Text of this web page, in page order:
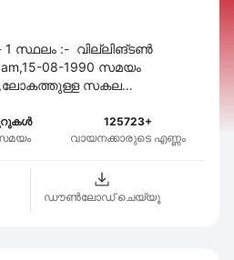
- 1 സ്ഥലം :- വില്ലിങ്ടൺ
08-1990 സമയം
സകല
...
125723+
വായനക്കാരുടെ എണ്ണം
ഡൗണ്‍ലോഡ് ചെയ്യൂ